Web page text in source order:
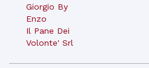
Giorgio By
Enzo
Il Pane Dei
Volonte' Srl